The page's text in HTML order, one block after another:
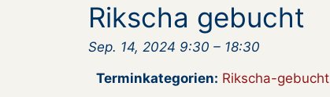
Rikscha gebucht
Sep. 14, 2024 9:30 – 18:30
Terminkategorien: Rikscha-gebucht